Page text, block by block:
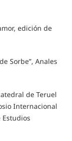
edición de
Sorbe”, Anales
de Teruel
Internacional